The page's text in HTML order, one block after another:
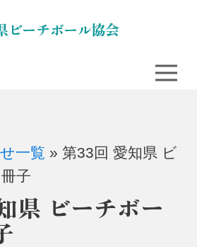
ビーチボール協会
一覧 » 第33回 愛知県 ビ
子
県 ビーチボー